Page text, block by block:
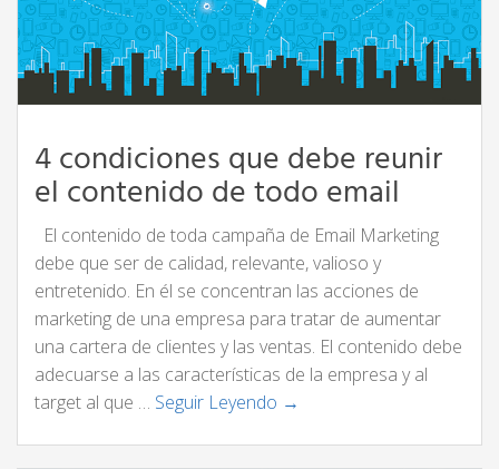
4 condiciones que debe reunir
el contenido de todo email
El contenido de toda campaña de Email Marketing
debe que ser de calidad, relevante, valioso y
entretenido. En él se concentran las acciones de
marketing de una empresa para tratar de aumentar
una cartera de clientes y las ventas. El contenido debe
adecuarse a las características de la empresa y al
target al que … Seguir Leyendo →